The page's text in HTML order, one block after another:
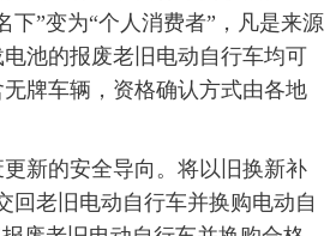
下”变为“个人消费者”，凡是来源
池的报废老旧电动自行车均可
牌车辆，资格确认方式由各地
的安全导向。将以旧换新补
回老旧电动自行车并换购电动自